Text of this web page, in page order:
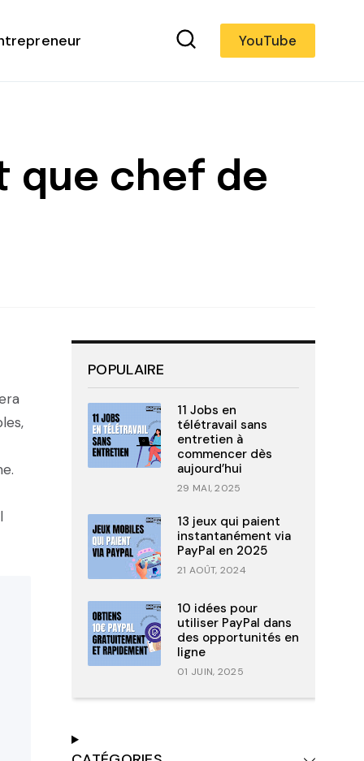
YouTube
que chef de
POPULAIRE
11 Jobs en
télétravail sans
entretien à
commencer dès
aujourd’hui
29 MAI, 2025
13 jeux qui paient
instantanément via
PayPal en 2025
21 AOÛT, 2024
10 idées pour
utiliser PayPal dans
des opportunités en
ligne
01 JUIN, 2025